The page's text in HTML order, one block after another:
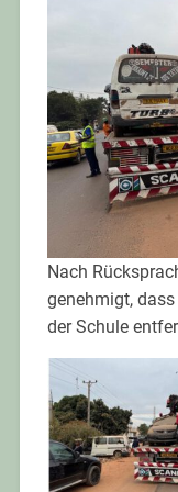
Nach
genehmigt,
der Schule